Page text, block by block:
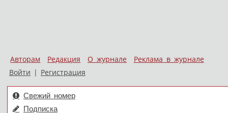
Авторам Редакция О журнале
Реклама в журнале
Войти | Регистрация
Свежий номер
Подписка